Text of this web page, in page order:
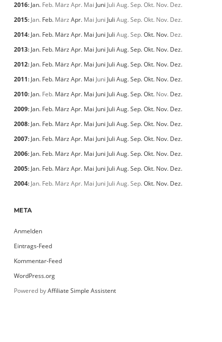
2016: Jan. Feb. März Apr. Mai Juni Juli Aug.Sep.Okt. Nov. Dez.
2015: Jan. Feb. März Apr. Mai Juni Juli Aug.Sep.Okt. Nov. Dez.
2014: Jan. Feb. März Apr. Mai Juni Juli Aug.Sep.Okt. Nov. Dez.
2013: Jan. Feb. März Apr. Mai Juni Juli Aug.Sep.Okt. Nov. Dez.
2012: Jan. Feb. März Apr. Mai Juni Juli Aug.Sep.Okt. Nov. Dez.
2011: Jan. Feb. März Apr. Mai Juni Juli Aug.Sep.Okt. Nov. Dez.
2010: Jan. Feb. März Apr. Mai Juni Juli Aug.Sep.Okt. Nov. Dez.
2009: Jan. Feb. März Apr. Mai Juni Juli Aug.Sep.Okt. Nov. Dez.
2008: Jan. Feb. März Apr. Mai Juni Juli Aug.Sep.Okt. Nov. Dez.
2007: Jan. Feb. März Apr. Mai Juni Juli Aug.Sep.Okt. Nov. Dez.
2006: Jan. Feb. März Apr. Mai Juni Juli Aug.Sep.Okt. Nov. Dez.
2005: Jan. Feb. März Apr. Mai Juni Juli Aug.Sep.Okt. Nov. Dez.
2004: Jan. Feb. März Apr. Mai Juni Juli Aug.Sep.Okt. Nov. Dez.
META
Anmelden
Eintrags-Feed
Kommentar-Feed
WordPress.org
Powered byAffiliate Simple Assistent